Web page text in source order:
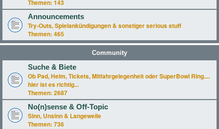
Themen: 143
Announcements
Try-Outs, Spielankündigungen & sonstiger serious stuff
Themen: 465
Community
Suche & Biete
Ob Pad, Helm, Tickets, Mitfahrgelegenheit oder SuperBowl Ring....
hier ist es richtig...
Themen: 2687
No(n)sense & Off-Topic
Sinn, Unsinn & Langeweile
Themen: 736